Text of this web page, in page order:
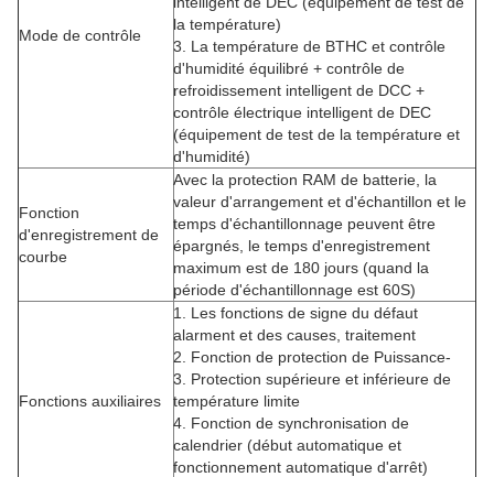
Mode de contrôle
la température)
3. La température de BTHC et contrôle
d'humidité équilibré + contrôle de
refroidissement intelligent de DCC +
contrôle électrique intelligent de DEC
(équipement de test de la température et
d'humidité)
Fonction
d'enregistrement de
courbe
Avec la protection RAM de batterie, la
valeur d'arrangement et d'échantillon et le
temps d'échantillonnage peuvent être
épargnés, le temps d'enregistrement
maximum est de 180 jours (quand la
période d'échantillonnage est 60S)
Fonctions auxiliaires
1. Les fonctions de signe du défaut
alarment et des causes, traitement
2. Fonction de protection de Puissance-
3. Protection supérieure et inférieure de
température limite
4. Fonction de synchronisation de
calendrier (début automatique et
fonctionnement automatique d'arrêt)